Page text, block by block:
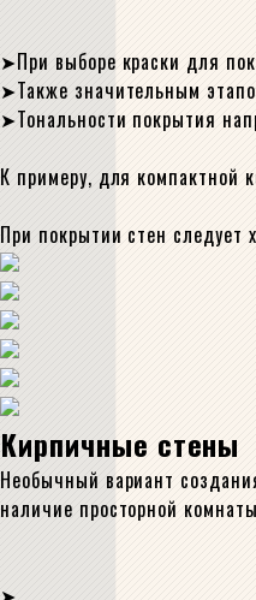
При выборе краски для
Также значительным
Тональности покрытия
К примеру, для компактной
При покрытии стен следует
Кирпичные стены
Необычный вариант
наличие просторной